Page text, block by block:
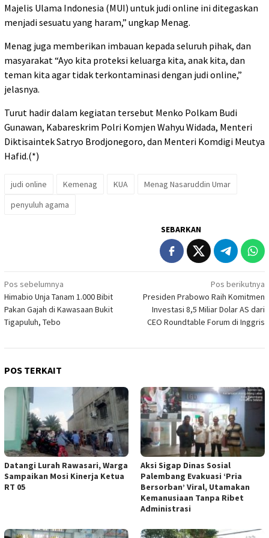
Majelis Ulama Indonesia (MUI) untuk judi online ini ditegaskan
menjadi sesuatu yang haram,” ungkap Menag.
Menag juga memberikan imbauan kepada seluruh pihak, dan
masyarakat “Ayo kita proteksi keluarga kita, anak kita, dan
teman kita agar tidak terkontaminasi dengan judi online,”
jelasnya.
Turut hadir dalam kegiatan tersebut Menko Polkam Budi
Gunawan, Kabareskrim Polri Komjen Wahyu Widada, Menteri
Diktisaintek Satryo Brodjonegoro, dan Menteri Komdigi Meutya
Hafid.(*)
judi online Kemenag KUA
Menag Nasaruddin Umar
penyuluh agama
SEBARKAN
Navigasi
pos
Pos sebelumnya
Himabio Unja Tanam 1.000 Bibit
Pakan Gajah di Kawasaan Bukit
Tigapuluh, Tebo
Pos berikutnya
Presiden Prabowo Raih Komitmen
Investasi 8,5 Miliar Dolar AS dari
CEO Roundtable Forum di Inggris
POS TERKAIT
Datangi Lurah Rawasari, Warga
Sampaikan Mosi Kinerja Ketua
RT 05
Aksi Sigap Dinas Sosial
Palembang Evakuasi ‘Pria
Bersorban’ Viral, Utamakan
Kemanusiaan Tanpa Ribet
Administrasi